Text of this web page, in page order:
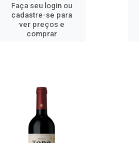
Faça seu login ou
cadastre-se para
ver preços e
comprar